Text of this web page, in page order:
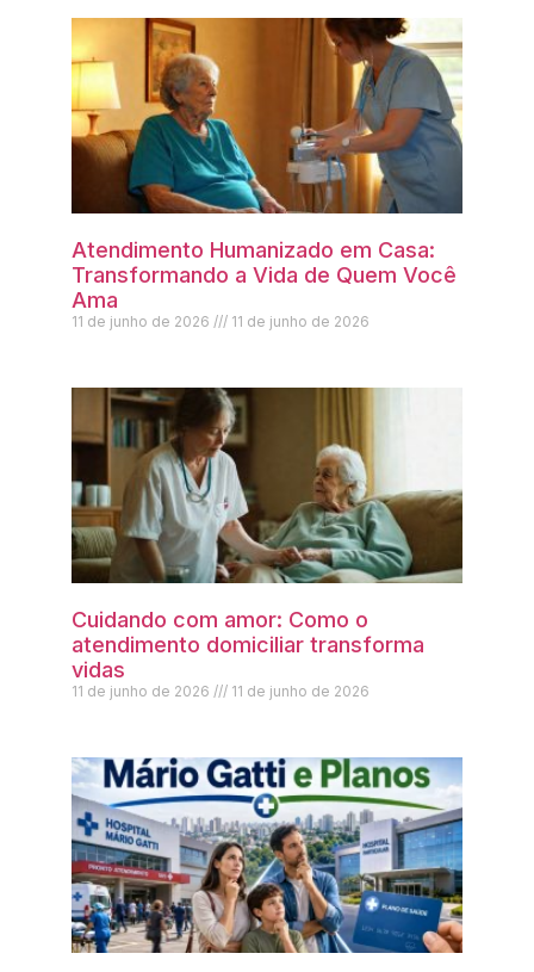
Atendimento Humanizado em Casa:
Transformando a Vida de Quem Você
Ama
11 de junho de 2026 11 de junho de 2026
Cuidando com amor: Como o
atendimento domiciliar transforma
vidas
11 de junho de 2026 11 de junho de 2026